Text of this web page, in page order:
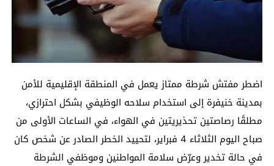
اضطر مفتش شرطة ممتاز يعمل في المنطقة الإقليمية للأمن
بمدينة خنيفرة إلى استخدام سلاحه الوظيفي بشكل احترازي،
مطلقًا رصاصتين تحذيريتين في الهواء، في الساعات الأولى من
صباح اليوم الثلاثاء 4 فبراير، لتحييد الخطر الصادر عن شخص كان
في حالة تخدير وعرّض سلامة المواطنين وموظفي الشرطة